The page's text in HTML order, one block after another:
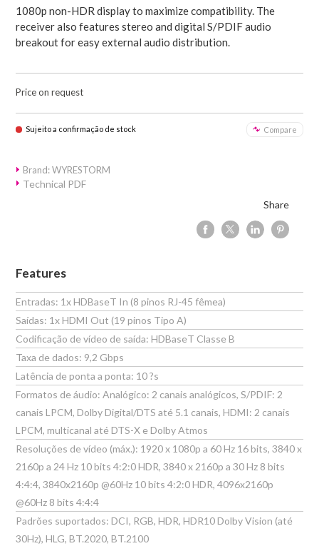
1080p non-HDR display to maximize compatibility. The
receiver also features stereo and digital S/PDIF audio
breakout for easy external audio distribution.
Price on request
Sujeito a confirmação de stock Compare
Brand: WYRESTORM
Technical PDF
Share
Features
Entradas: 1x HDBaseT In (8 pinos RJ-45 fêmea)
Saídas: 1x HDMI Out (19 pinos Tipo A)
Codificação de vídeo de saída: HDBaseT Classe B
Taxa de dados: 9,2 Gbps
Latência de ponta a ponta: 10 ?s
Formatos de áudio: Analógico: 2 canais analógicos, S/PDIF: 2
canais LPCM, Dolby Digital/DTS até 5.1 canais, HDMI: 2 canais
LPCM, multicanal até DTS-X e Dolby Atmos
Resoluções de vídeo (máx.): 1920 x 1080p a 60 Hz 16 bits, 3840 x
2160p a 24 Hz 10 bits 4:2:0 HDR, 3840 x 2160p a 30 Hz 8 bits
4:4:4, 3840x2160p @60Hz 10 bits 4:2:0 HDR, 4096x2160p
@60Hz 8 bits 4:4:4
Padrões suportados: DCI, RGB, HDR, HDR10 Dolby Vision (até
30Hz), HLG, BT.2020, BT.2100